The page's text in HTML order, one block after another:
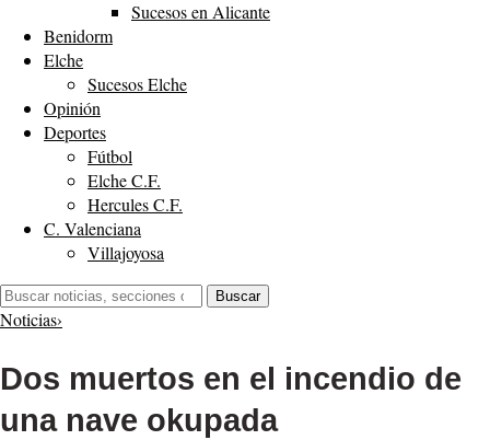
Sucesos en Alicante
Benidorm
Elche
Sucesos Elche
Opinión
Deportes
Fútbol
Elche C.F.
Hercules C.F.
C. Valenciana
Villajoyosa
Buscar:
Buscar
Noticias›
Dos muertos en el incendio de
una nave okupada